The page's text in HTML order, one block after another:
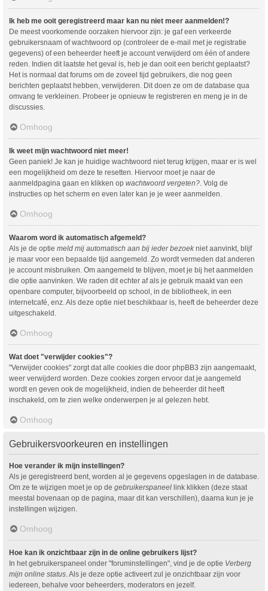
Ik heb me ooit geregistreerd maar kan nu niet meer aanmelden!?
De meest voorkomende oorzaken hiervoor zijn: je gaf een verkeerde
gebruikersnaam of wachtwoord op (controleer de e-mail met je registratie
gegevens) of een beheerder heeft je account verwijderd om één of andere
reden. Indien dit laatste het geval is, heb je dan ooit een bericht geplaatst?
Het is normaal dat forums om de zoveel tijd gebruikers, die nog geen
berichten geplaatst hebben, verwijderen. Dit doen ze om de database qua
omvang te verkleinen. Probeer je opnieuw te registreren en meng je in de
discussies.
Omhoog
Ik weet mijn wachtwoord niet meer!
Geen paniek! Je kan je huidige wachtwoord niet terug krijgen, maar er is wel
een mogelijkheid om deze te resetten. Hiervoor moet je naar de
aanmeldpagina gaan en klikken op wachtwoord vergeten? . Volg de
instructies op het scherm en even later kan je je weer aanmelden.
Omhoog
Waarom word ik automatisch afgemeld?
Als je de optie meld mij automatisch aan bij ieder bezoek niet aanvinkt, blijf
je maar voor een bepaalde tijd aangemeld. Zo wordt vermeden dat anderen
je account misbruiken. Om aangemeld te blijven, moet je bij het aanmelden
die optie aanvinken. We raden dit echter af als je gebruik maakt van een
openbare computer, bijvoorbeeld op school, in de bibliotheek, in een
internetcafé, enz. Als deze optie niet beschikbaar is, heeft de beheerder deze
uitgeschakeld.
Omhoog
Wat doet "verwijder cookies"?
"Verwijder cookies" zorgt dat alle cookies die door phpBB3 zijn aangemaakt,
weer verwijderd worden. Deze cookies zorgen ervoor dat je aangemeld
wordt en geven ook de mogelijkheid, indien de beheerder dit heeft
inschakeld, om te zien welke onderwerpen je al gelezen hebt.
Omhoog
Gebruikersvoorkeuren en instellingen
Hoe verander ik mijn instellingen?
Als je geregistreerd bent, worden al je gegevens opgeslagen in de database.
Om ze te wijzigen moet je op de gebruikerspaneel link klikken (deze staat
meestal bovenaan op de pagina, maar dit kan verschillen), daarna kun je je
instellingen wijzigen.
Omhoog
Hoe kan ik onzichtbaar zijn in de online gebruikers lijst?
In het gebruikerspaneel onder "foruminstellingen", vind je de optie Verberg
mijn online status . Als je deze optie activeert zul je onzichtbaar zijn voor
iedereen, behalve voor beheerders, moderators en jezelf.